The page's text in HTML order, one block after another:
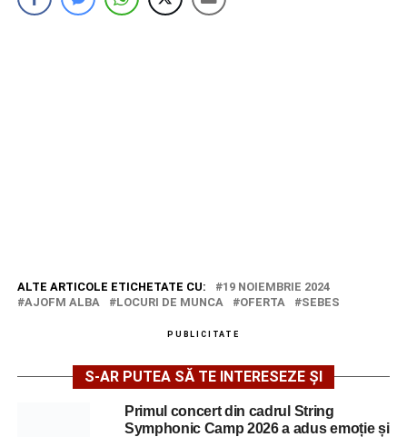
ALTE ARTICOLE ETICHETATE CU:
19 NOIEMBRIE 2024
AJOFM ALBA
LOCURI DE MUNCA OFERTA SEBES
PUBLICITATE
S-AR PUTEA SĂ TE INTERESEZE ȘI
Primul concert din cadrul String
Symphonic Camp 2026 a adus emoție și